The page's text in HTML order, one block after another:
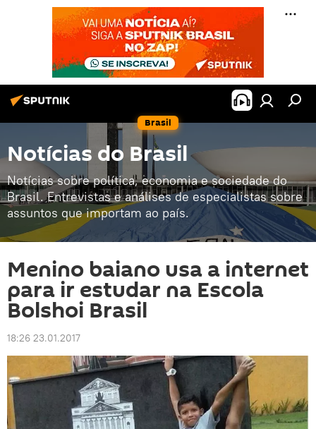
Brasil
Notícias do Brasil
Notícias sobre política, economia e sociedade do
Brasil. Entrevistas e análises de especialistas sobre
assuntos que importam ao país.
Menino baiano usa a internet
para ir estudar na Escola
Bolshoi Brasil
18:26 23.01.2017